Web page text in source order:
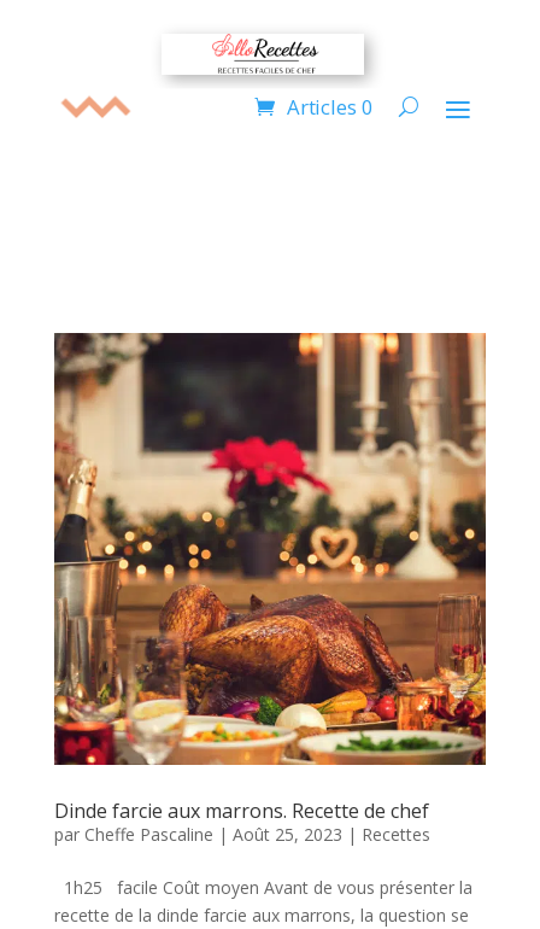
Articles 0
Dinde farcie aux marrons. Recette de chef
par Cheffe Pascaline | Août 25, 2023 | Recettes
1h25 facile Coût moyen Avant de vous présenter la
recette de la dinde farcie aux marrons, la question se